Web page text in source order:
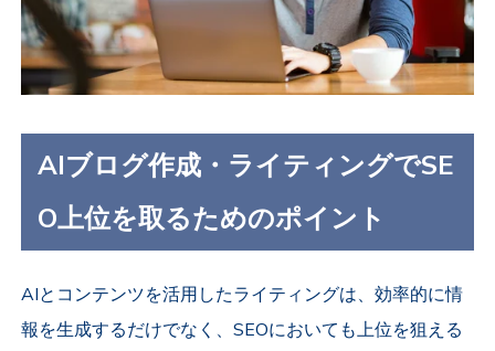
AIブログ作成・ライティングでSE
O上位を取るためのポイント
AIとコンテンツを活用したライティングは、効率的に情
報を生成するだけでなく、SEOにおいても上位を狙える